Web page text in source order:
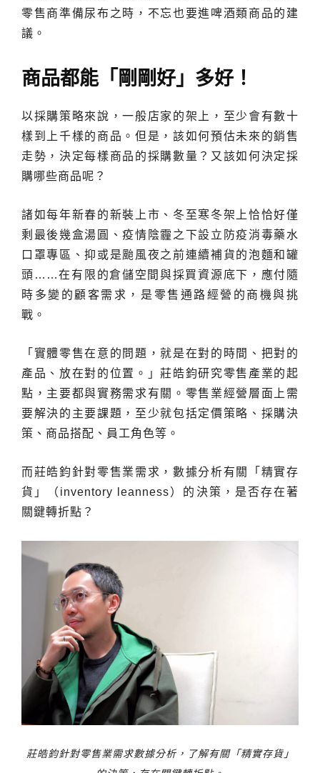
零售商準備尿布之時，不忘也要進啤酒類商品的建
議。
商品都能「剛剛好」多好！
以採購策略來說，一般店家的架上，至少會有數十
樣到上千樣的商品。但是，該如何預估未來的銷售
走勢，決定每樣商品的採購數量？又該如何決定採
購哪些商品呢？
諸如每年新春的新裝上市、冬至寒冬架上恰恰好僅
剩最後幾盒湯圓、疫情陰霾之下設立防疫消毒藥水
口罩專區、抑或是颱風夜之前連續補貨的泡麵和罐
頭……在有限的倉儲空間與採買資源底下，應付隨
時多變的顧客需求，是零售通路經營的商機與挑
戰。
「實體零售在意的問題，就是在對的時間、把對的
產品、放在對的位置。」莊皓鈞研究零售產業的起
點，主要都與實務需求有關。零售業經營層面上需
要解決的主要課題，至少就包括定價策略、採購決
策、商品搭配、員工角色等。
而莊皓鈞針對零售業需求，數據分析有關「精實存
貨」（inventory leanness）的決策，是否存在著
關鍵轉折點？
莊皓鈞針對零售業需求數據分析，了解有關「精實存貨」